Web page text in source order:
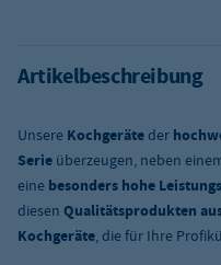
Artikelbeschreibung
Unsere Kochgeräteder
Serie überzeugen, neben
eine besonders hohe
diesen Qualitätsprodukten
Kochgeräte, die für Ihre